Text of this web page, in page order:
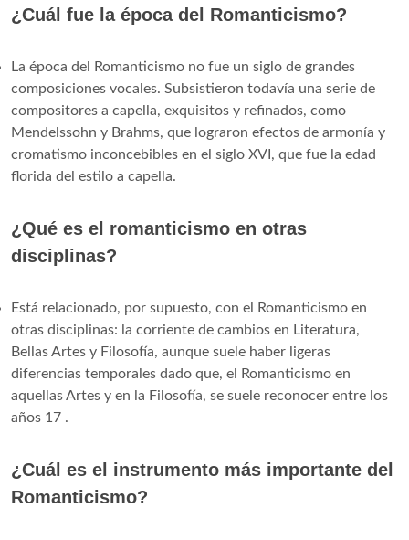
¿Cuál fue la época del Romanticismo?
La época del Romanticismo no fue un siglo de grandes
composiciones vocales. Subsistieron todavía una serie de
compositores a capella, exquisitos y refinados, como
Mendelssohn y Brahms, que lograron efectos de armonía y
cromatismo inconcebibles en el siglo XVI, que fue la edad
florida del estilo a capella.
¿Qué es el romanticismo en otras
disciplinas?
Está relacionado, por supuesto, con el Romanticismo en
otras disciplinas: la corriente de cambios en Literatura,
Bellas Artes y Filosofía, aunque suele haber ligeras
diferencias temporales dado que, el Romanticismo en
aquellas Artes y en la Filosofía, se suele reconocer entre los
años 17 .
¿Cuál es el instrumento más importante del
Romanticismo?